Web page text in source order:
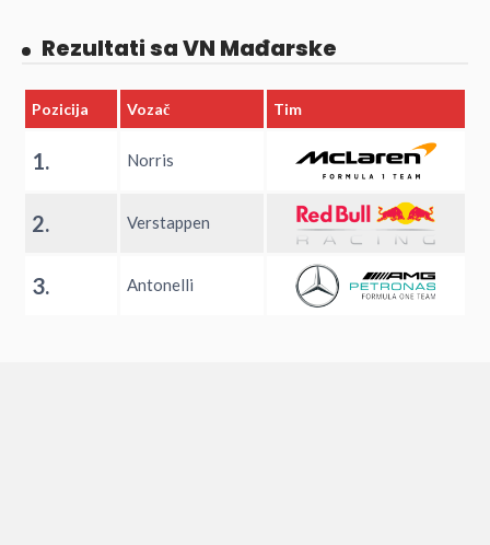
Rezultati sa VN Mađarske
Pozicija Vozač Tim
1. Norris
2. Verstappen
3. Antonelli